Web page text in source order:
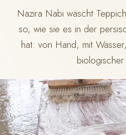
Nazira Nabi wäscht
so, wie sie es in der
hat: von Hand, mit